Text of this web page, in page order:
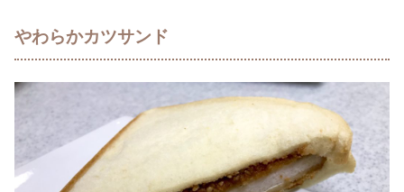
やわらかカツサンド